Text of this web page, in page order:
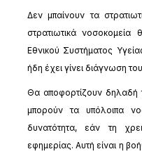
Δεν μπαίνουν τα
στρατιωτικά νοσοκομεία
Εθνικού Συστήματος
ήδη έχει γίνει διάγνωση
Θα αποφορτίζουν δηλαδή
μπορούν τα υπόλοιπα
δυνατότητα, εάν τη
εφημερίας. Αυτή είναι η